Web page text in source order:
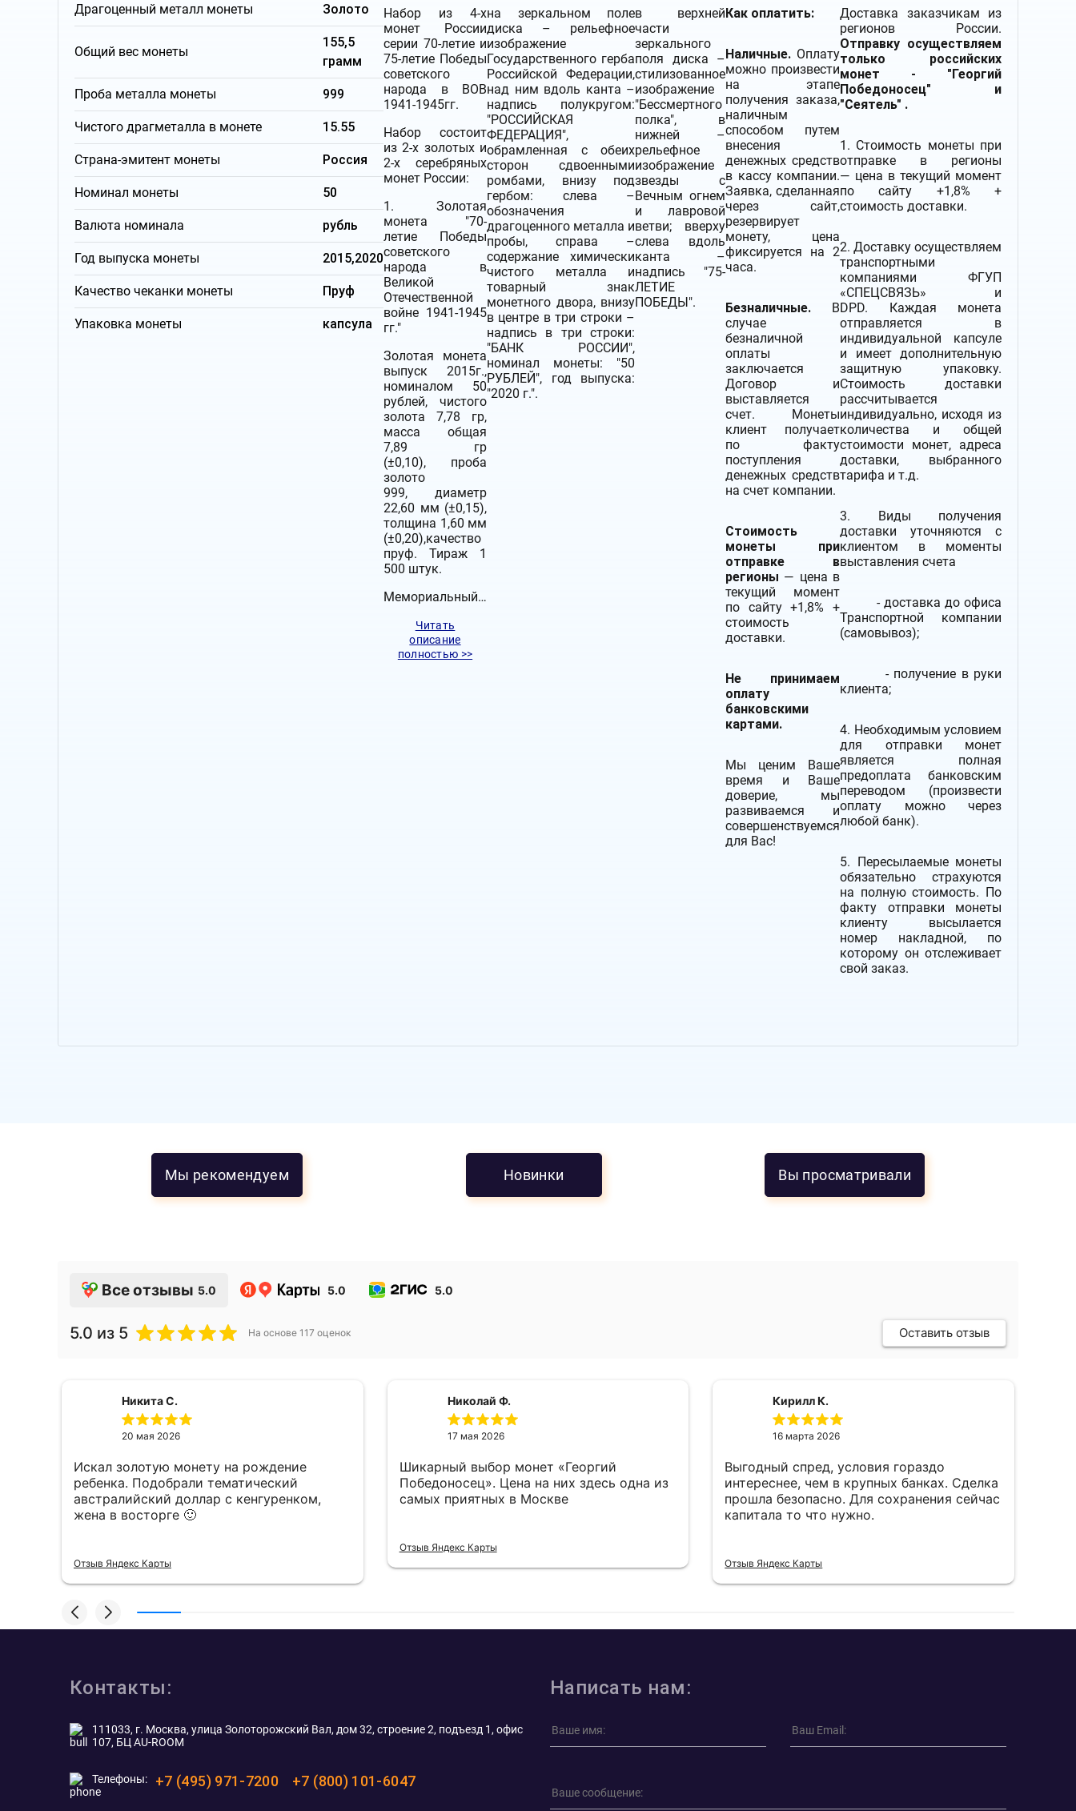
Драгоценный металл монеты Золото
Общий вес монеты
155,5
грамм
Проба металла монеты 999
Чистого драгметалла в монете 15.55
Страна-эмитент монеты Россия
Номинал монеты 50
Валюта номинала рубль
Год выпуска монеты 2015,2020
Качество чеканки монеты Пруф
Упаковка монеты капсула
Набор из 4-х
монет России
серии 70-летие и
75-летие Победы
советского
народа в ВОВ
1941-1945гг.
Набор состоит
из 2-х золотых и
2-х серебряных
монет России:
1. Золотая
монета "70-
летие Победы
советского
народа в
Великой
Отечественной
войне 1941-1945
гг."
Золотая монета
выпуск 2015г.,
номиналом 50
рублей, чистого
золота 7,78 гр,
масса общая
7,89 гр
(±0,10), проба
золото
999, диаметр
22,60 мм (±0,15),
толщина 1,60 мм
(±0,20),качество
пруф. Тираж 1
500 штук.
Мемориальный…
Читать
описание
полностью >>
на зеркальном поле
диска – рельефное
изображение
Государственного герба
Российской Федерации,
над ним вдоль канта –
надпись полукругом:
"РОССИЙСКАЯ
ФЕДЕРАЦИЯ",
обрамленная с обеих
сторон сдвоенными
ромбами, внизу под
гербом: слева –
обозначения
драгоценного металла и
пробы, справа –
содержание химически
чистого металла и
товарный знак
монетного двора, внизу
в центре в три строки –
надпись в три строки:
"БАНК РОССИИ",
номинал монеты: "50
РУБЛЕЙ", год выпуска:
"2020 г.".
в верхней
части
зеркального
поля диска –
стилизованное
изображение
"Бессмертного
полка", в
нижней –
рельефное
изображение
звезды с
Вечным огнем
и лавровой
ветви; вверху
слева вдоль
канта –
надпись "75-
ЛЕТИЕ
ПОБЕДЫ".
Как оплатить:
Наличные. Оплату
можно произвести
на этапе
получения заказа,
наличным
способом путем
внесения
денежных средств
в кассу компании.
Заявка, сделанная
через сайт,
резервирует
монету, цена
фиксируется на 2
часа.
Безналичные.
В
случае
безналичной
оплаты
заключается
Договор и
выставляется
счет. Монеты
клиент получает
по факту
поступления
денежных средств
на счет компании.
Стоимость
монеты при
отправке в
регионы — цена в
текущий момент
по сайту +1,8% +
стоимость
доставки.
Не принимаем
оплату
банковскими
картами.
Мы ценим Ваше
время и Ваше
доверие, мы
развиваемся и
совершенствуемся
для Вас!
Доставка заказчикам из
регионов России.
Отправку осуществляем
только российских
монет - "Георгий
Победоносец" и
"Сеятель" .
1. Стоимость монеты при
отправке в регионы
— цена в текущий момент
по сайту +1,8% +
стоимость доставки.
2. Доставку осуществляем
транспортными
компаниями
ФГУП
«СПЕЦСВЯЗЬ» и
DPD. Каждая монета
отправляется в
индивидуальной капсуле
и имеет дополнительную
защитную упаковку.
Стоимость доставки
рассчитывается
индивидуально, исходя из
количества и общей
стоимости монет, адреса
доставки, выбранного
тарифа и т.д.
3. Виды получения
доставки уточняются с
клиентом в моменты
выставления счета
- доставка до офиса
Транспортной компании
(самовывоз);
- получение в руки
клиента;
4. Необходимым условием
для отправки монет
является полная
предоплата банковским
переводом (произвести
оплату можно через
любой банк).
5. Пересылаемые монеты
обязательно страхуются
на полную стоимость. По
факту отправки монеты
клиенту высылается
номер накладной, по
которому он отслеживает
свой заказ.
Мы рекомендуем Новинки Вы просматривали
Все отзывы 5.0 5.0 5.0
5.0 из 5 На основе 117 оценок Оставить отзыв
Никита С.
20 мая 2026
Искал золотую монету на рождение
ребенка. Подобрали тематический
австралийский доллар с кенгуренком,
жена в восторге 🙂
Отзыв Яндекс Карты
Николай Ф.
17 мая 2026
Шикарный выбор монет «Георгий
Победоносец». Цена на них здесь одна из
самых приятных в Москве
Отзыв Яндекс Карты
Кирилл К.
16 марта 2026
Выгодный спред, условия гораздо
интереснее, чем в крупных банках. Сделка
прошла безопасно. Для сохранения сейчас
капитала то что нужно.
Отзыв Яндекс Карты
Контакты:
111033, г. Москва, улица Золоторожский Вал, дом 32, строение 2, подъезд 1, офис
107, БЦ AU-ROOM
Телефоны: +7 (495) 971-7200 +7 (800) 101-6047
Написать нам: